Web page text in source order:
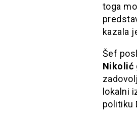
toga
kazala
Šef
Nikolić
lokalni
politiku